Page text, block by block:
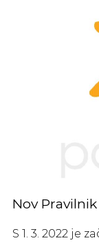
Nov
S 1. 3. 2022 je